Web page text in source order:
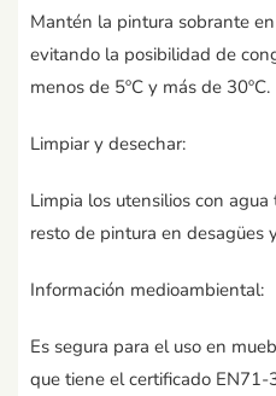
Mantén la pintura sobrante
evitando la posibilidad de
menos de 5ºC y más de 30ºC.
Limpiar y desechar:
Limpia los utensilios con
resto de pintura en desagües
Información medioambiental:
Es segura para el uso en
que tiene el certificado EN71-